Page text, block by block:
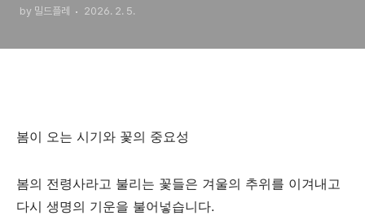
by 밀드플레 2026. 2. 5.
봄이 오는 시기와 꽃의 중요성
봄의 전령사라고 불리는 꽃들은 겨울의 추위를 이겨내고
다시 생명의 기운을 불어넣습니다.